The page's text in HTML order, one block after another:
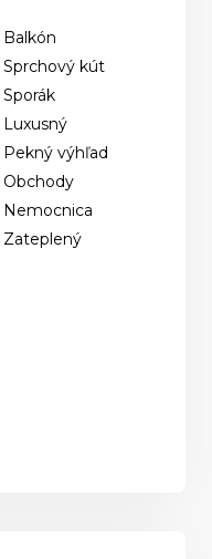
Balkón
Sprchový kút
Sporák
Luxusný
Pekný výhľad
Obchody
Nemocnica
Zateplený